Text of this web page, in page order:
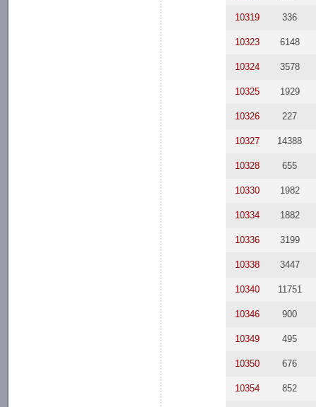
10319 336
10323 6148
10324 3578
10325 1929
10326 227
10327 14388
10328 655
10330 1982
10334 1882
10336 3199
10338 3447
10340 11751
10346 900
10349 495
10350 676
10354 852